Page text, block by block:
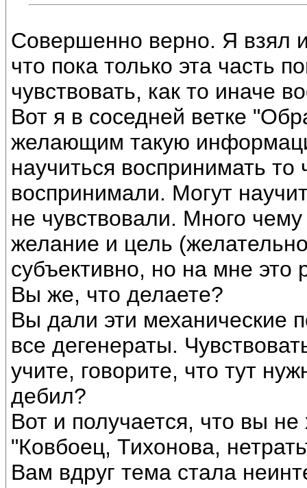
Совершенно верно. Я взял
что пока только эта часть
чувствовать, как то иначе
Вот я в соседней ветке
желающим такую
научиться воспринимать то
воспринимали. Могут
не чувствовали. Много
желание и цель
субъективно, но на мне это
Вы же, что делаете?
Вы дали эти механические
все дегенераты.
учите, говорите, что тут
дебил?
Вот и получается, что вы
"Ковбоец, Тихонова,
Вам вдруг тема стала